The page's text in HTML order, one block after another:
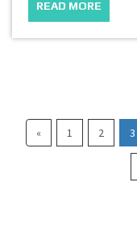
READ MORE
« 1 2 3